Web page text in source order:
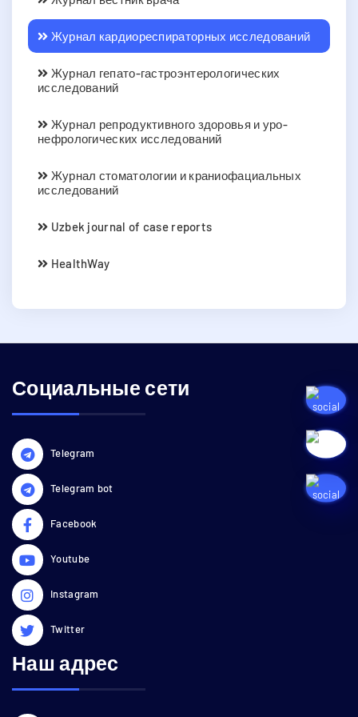
Журнал кардиореспираторных исследований
Журнал гепато-гастроэнтерологических
исследований
Журнал репродуктивного здоровья и уро-
нефрологических исследований
Журнал стоматологии и краниофациальных
исследований
Uzbek journal of case reports
HealthWay
Социальные сети
Telegram
Telegram bot
Facebook
Youtube
Instagram
Twitter
Наш адрес